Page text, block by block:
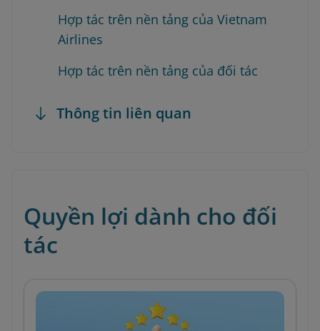
Hợp tác trên nền tảng của Vietnam
Airlines
Hợp tác trên nền tảng của đối tác
Thông tin liên quan
Quyền lợi dành cho đối
tác